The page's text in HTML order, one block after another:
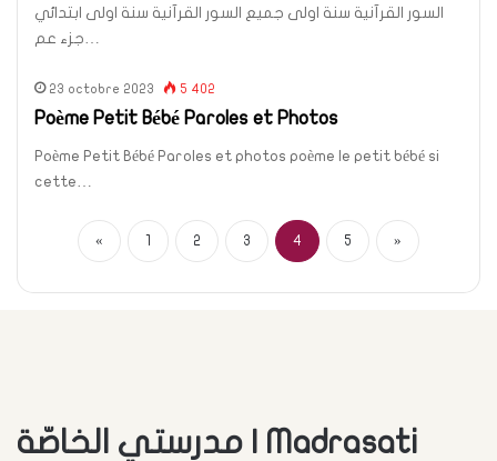
السور القرآنية سنة اولى جميع السور القرآنية سنة اولى ابتدائي
23 octobre 2023 5 402
Poème Petit Bébé Paroles et Photos
Poème Petit Bébé Paroles et photos poème le petit bébé si
cette…
« 2 3 4 5 »
مدرستي الخاصّة | Madrasati